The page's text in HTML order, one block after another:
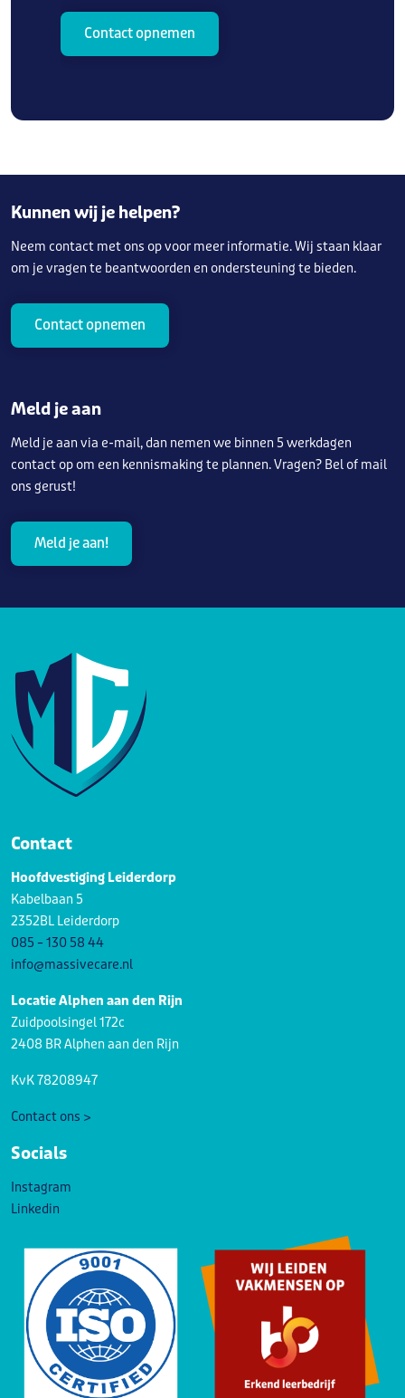
Contact opnemen
Kunnen wij je helpen?
Neem contact met ons op voor meer informatie. Wij staan klaar
om je vragen te beantwoorden en ondersteuning te bieden.
Contact opnemen
Meld je aan
Meld je aan via e-mail, dan nemen we binnen 5 werkdagen
contact op om een kennismaking te plannen. Vragen? Bel of mail
ons gerust!
Meld je aan!
Contact
Hoofdvestiging Leiderdorp
Kabelbaan 5
2352BL Leiderdorp
085 – 130 58 44
info@massivecare.nl
Locatie Alphen aan den Rijn
Zuidpoolsingel 172c
2408 BR Alphen aan den Rijn
KvK 78208947
Contact ons >
Socials
Instagram
Linkedin